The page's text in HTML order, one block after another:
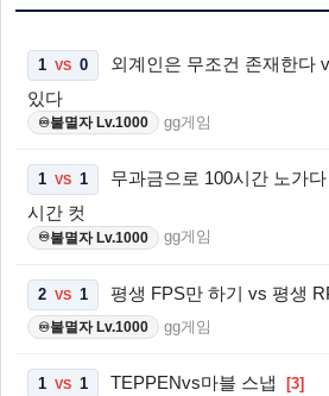
1 VS 0
외계인은 무조건 존재한다
있다
♾️불멸자 Lv.1000 gg게임
1 VS 1
무과금으로 100시간 노가
시간 컷
♾️불멸자 Lv.1000 gg게임
2 VS 1 평생 FPS만 하기 vs 평생
♾️불멸자 Lv.1000 gg게임
1 VS 1 TEPPENvs마블 스냅 [3]